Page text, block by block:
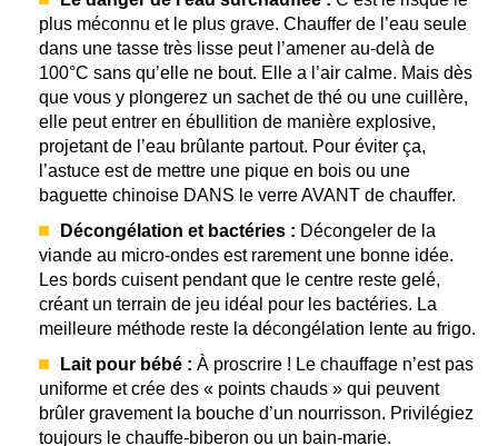
plus méconnu et le plus grave. Chauffer de l’eau seule
dans une tasse très lisse peut l’amener au-delà de
100°C sans qu’elle ne bout. Elle a l’air calme. Mais dès
que vous y plongerez un sachet de thé ou une cuillère,
elle peut entrer en ébullition de manière explosive,
projetant de l’eau brûlante partout. Pour éviter ça,
l’astuce est de mettre une pique en bois ou une
baguette chinoise DANS le verre AVANT de chauffer.
Décongélation et bactéries : Décongeler de la
viande au micro-ondes est rarement une bonne idée.
Les bords cuisent pendant que le centre reste gelé,
créant un terrain de jeu idéal pour les bactéries. La
meilleure méthode reste la décongélation lente au frigo.
Lait pour bébé : À proscrire ! Le chauffage n’est pas
uniforme et crée des « points chauds » qui peuvent
brûler gravement la bouche d’un nourrisson. Privilégiez
toujours le chauffe-biberon ou un bain-marie.